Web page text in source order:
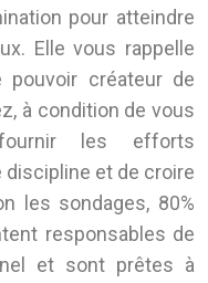
pour atteindre
Elle vous rappelle
créateur de
à condition de vous
les efforts
et de croire
les sondages, 80%
responsables de
et sont prêtes à